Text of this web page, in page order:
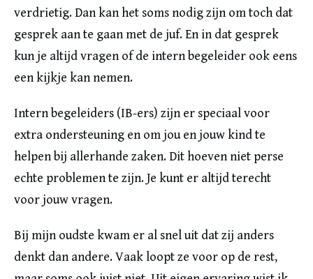
verdrietig. Dan kan het soms nodig zijn om toch dat
gesprek aan te gaan met de juf. En in dat gesprek
kun je altijd vragen of de intern begeleider ook eens
een kijkje kan nemen.
Intern begeleiders (IB-ers) zijn er speciaal voor
extra ondersteuning en om jou en jouw kind te
helpen bij allerhande zaken. Dit hoeven niet perse
echte problemen te zijn. Je kunt er altijd terecht
voor jouw vragen.
Bij mijn oudste kwam er al snel uit dat zij anders
denkt dan andere. Vaak loopt ze voor op de rest,